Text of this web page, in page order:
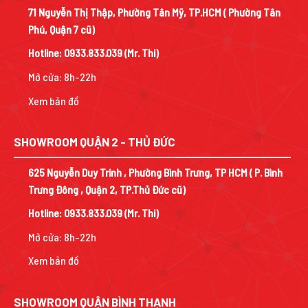
71 Nguyễn Thị Thập, Phường Tân Mỹ, TP.HCM ( Phường Tân
Phú, Quận 7 cũ)
Hotline: 0933.833.039(Mr. Thi)
Mở cửa: 8h-22h
Xem bản đồ
SHOWROOM QUẬN 2 - THỦ ĐỨC
625 Nguyễn Duy Trinh , Phường Bình Trưng, TP HCM ( P. Bình
Trưng Đông , Quận 2, TP.Thủ Đức cũ)
Hotline: 0933.833.039(Mr. Thi)
Mở cửa: 8h-22h
Xem bản đồ
SHOWROOM QUẬN BÌNH THẠNH